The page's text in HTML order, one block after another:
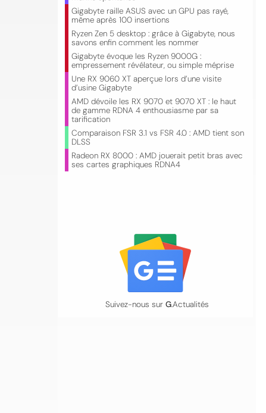
Gigabyte raille ASUS avec un GPU pas rayé,
même après 100 insertions
Ryzen Zen 5 desktop : grâce à Gigabyte, nous
savons enfin comment les nommer
Gigabyte évoque les Ryzen 9000G :
empressement révélateur, ou simple méprise
Une RX 9060 XT aperçue lors d’une visite
d’usine Gigabyte
AMD dévoile les RX 9070 et 9070 XT : le haut
de gamme RDNA 4 enthousiasme par sa
tarification
Comparaison FSR 3.1 vs FSR 4.0 : AMD tient son
DLSS
Radeon RX 8000 : AMD jouerait petit bras avec
ses cartes graphiques RDNA4
Suivez-nous sur G.Actualités